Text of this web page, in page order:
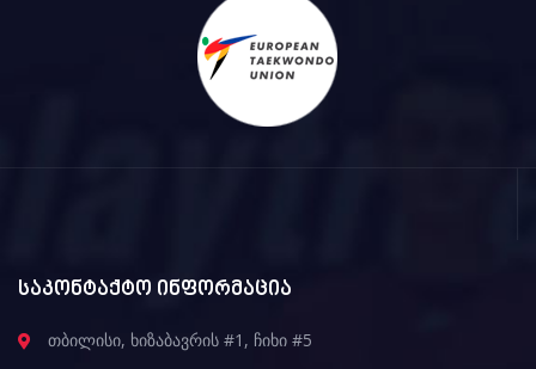
საკონტაქტო ინფორმაცია
თბილისი, ხიზაბავრის #1, ჩიხი #5